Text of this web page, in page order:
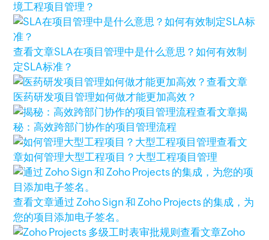
境工程项目管理？
查看文章SLA在项目管理中是什么意思？如何有效制
定SLA标准？
查看文章
医药研发项目管理如何做才能更加高效？
查看文章揭
秘：高效跨部门协作的项目管理流程
查看文
章如何管理大型工程项目？大型工程项目管理
查看文章通过 Zoho Sign 和 Zoho Projects 的集成，为
您的项目添加电子签名。
查看文章Zoho